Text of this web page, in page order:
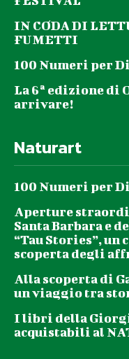
Arboretum visita guidata
per conoscere la storia del
Civitas cittadinanza attiva
lunedì 26 settembre
ore 21 sede
Corso di primo soccorso e
mercoledì 28 settembre
ore 17 – 19 Sala
Libero Grassi
Progetto “Argento attivo”,
fra corretti stili di vita e
quali strategie possiamo
Cooperativa “L’Orizzonte”
con Comune di Quarrata,
contributo della
giovedì 29 settembre
ore 21 Sala Vangucci
Libero Grassi
Presentazione del libro
– la voce di un dialogo
Centro culturale Sbarra
IN CODA DI
FUMETTI
100 Numeri per
La 6ª edizione di
arrivare!
Naturart
100 Numeri per
Aperture
Santa Barbara e
“Tau Stories”,
scoperta degli
Alla scoperta di
un viaggio tra
I libri della
acquistabili al